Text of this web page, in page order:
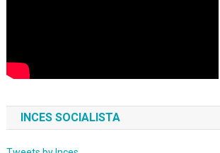
INCES SOCIALISTA